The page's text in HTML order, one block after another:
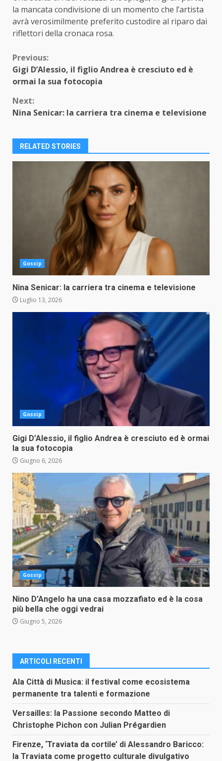
la mancata condivisione di un momento che l’artista
avrà verosimilmente preferito custodire al riparo dai
riflettori della cronaca rosa.
Continue
Reading
Previous:
Gigi D’Alessio, il figlio Andrea è cresciuto ed è
ormai la sua fotocopia
Next:
Nina Senicar: la carriera tra cinema e televisione
RELATED STORIES
Gossip
Nina Senicar: la carriera tra cinema e televisione
Luglio 13, 2026
Gossip
Gigi D’Alessio, il figlio Andrea è cresciuto ed è ormai
la sua fotocopia
Giugno 6, 2026
Gossip
Nino D’Angelo ha una casa mozzafiato ed è la cosa
più bella che oggi vedrai
Giugno 5, 2026
ARTICOLI RECENTI
Ala Città di Musica: il festival come ecosistema
permanente tra talenti e formazione
Versailles: la Passione secondo Matteo di
Christophe Pichon con Julian Prégardien
Firenze, ‘Traviata da cortile’ di Alessandro Baricco:
la Traviata come progetto culturale divulgativo